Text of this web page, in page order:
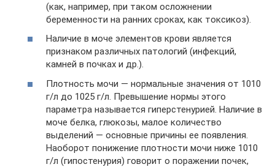
(как, например, при таком осложнении
беременности на ранних сроках, как токсикоз).
Наличие в моче элементов крови является
признаком различных патологий (инфекций,
камней в почках и др.).
Плотность мочи — нормальные значения от 1010
г/л до 1025 г/л. Превышение нормы этого
параметра называется гиперстенурией. Наличие в
моче белка, глюкозы, малое количество
выделений — основные причины ее появления.
Наоборот понижение плотности мочи ниже 1010
г/л (гипостенурия) говорит о поражении почек,